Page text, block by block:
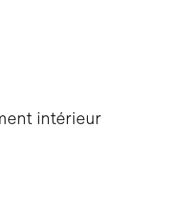
intérieur